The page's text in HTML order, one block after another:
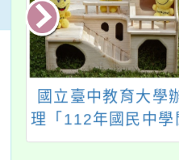
國立臺中教育大學
理「112年國民中學
南語文專題講座研